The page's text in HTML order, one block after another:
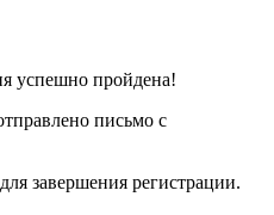
успешно пройдена!
письмо с
завершения регистрации.